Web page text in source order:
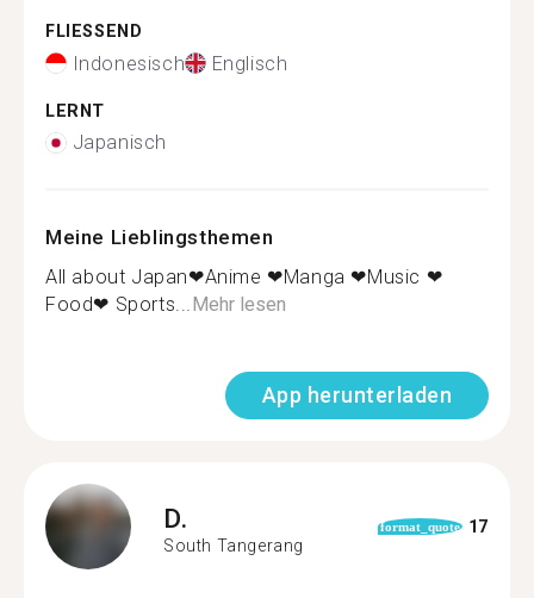
FLIESSEND
Indonesisch Englisch
LERNT
Japanisch
Meine Lieblingsthemen
All about Japan❤Anime ❤Manga ❤Music ❤
Food❤ Sports...Mehr lesen
App herunterladen
D.
South Tangerang
format_quote 17